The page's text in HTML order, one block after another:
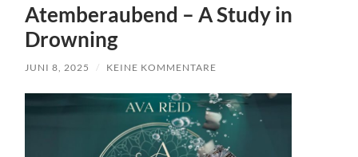
Atemberaubend – A Study in
Drowning
JUNI 8, 2025 / KEINE KOMMENTARE